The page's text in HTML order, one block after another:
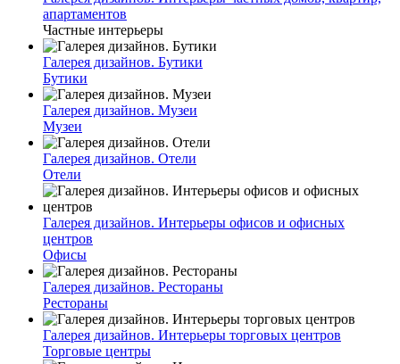
апартаментов
Частные интерьеры
Галерея дизайнов. Бутики
Бутики
Галерея дизайнов. Музеи
Музеи
Галерея дизайнов. Отели
Отели
Галерея дизайнов. Интерьеры офисов и офисных
центров
Офисы
Галерея дизайнов. Рестораны
Рестораны
Галерея дизайнов. Интерьеры торговых центров
Торговые центры